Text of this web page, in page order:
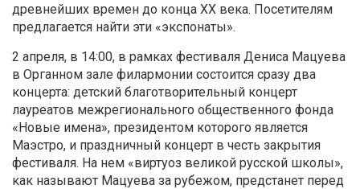
древнейших времен до конца XX века. Посетителям
предлагается найти эти «экспонаты».
2 апреля, в 14:00, в рамках фестиваля Дениса Мацуева
в Органном зале филармонии состоится сразу два
концерта: детский благотворительный концерт
лауреатов межрегионального общественного фонда
«Новые имена», президентом которого является
Маэстро, и праздничный концерт в честь закрытия
фестиваля. На нем «виртуоз великой русской школы»,
как называют Мацуева за рубежом, предстанет перед